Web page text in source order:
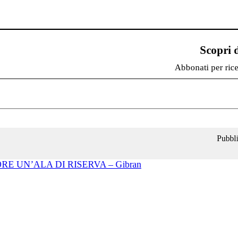
Scopri
Abbonati per
UN’ALA DI RISERVA – Gibran